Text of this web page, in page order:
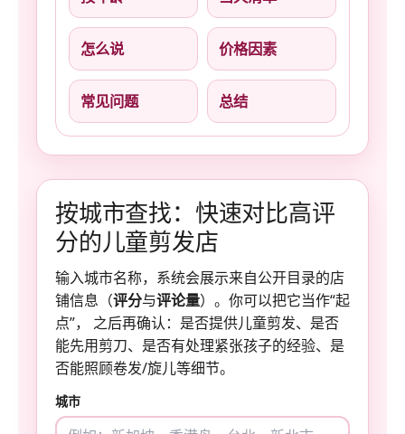
怎么说 价格因素
常见问题 总结
按城市查找：快速对比高评
分的儿童剪发店
输入城市名称，系统会展示来自公开目录的店
铺信息（评分与评论量）。你可以把它当作“起
点”， 之后再确认：是否提供儿童剪发、是否
能先用剪刀、是否有处理紧张孩子的经验、是
否能照顾卷发/旋儿等细节。
城市